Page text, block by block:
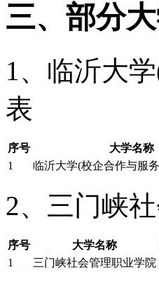
三、部分
1、临沂大
表
序号 大学名称
1
临沂大学(校企合作与服
2、三门峡
序号 大学名称
1
三门峡社会管理职业学院